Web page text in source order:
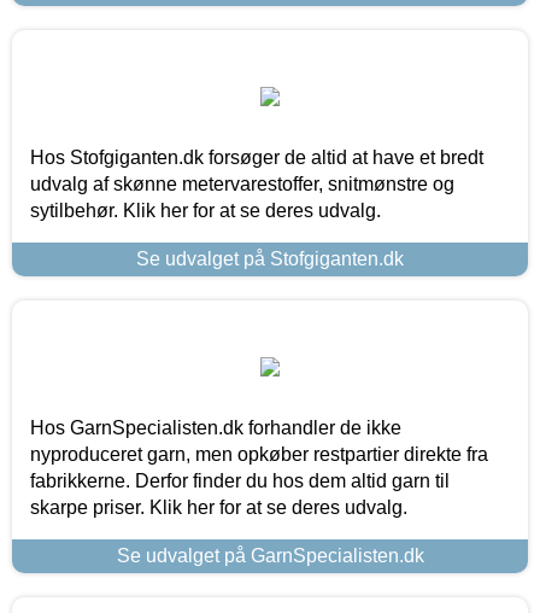
Hos Stofgiganten.dk forsøger de altid at have et bredt
udvalg af skønne metervarestoffer, snitmønstre og
sytilbehør. Klik her for at se deres udvalg.
Se udvalget på Stofgiganten.dk
Hos GarnSpecialisten.dk forhandler de ikke
nyproduceret garn, men opkøber restpartier direkte fra
fabrikkerne. Derfor finder du hos dem altid garn til
skarpe priser. Klik her for at se deres udvalg.
Se udvalget på GarnSpecialisten.dk